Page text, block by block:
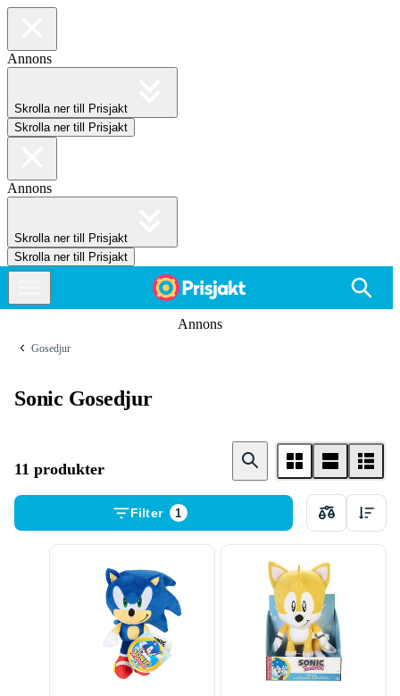
Annons
Skrolla ner till Prisjakt
Skrolla ner till Prisjakt
Annons
Skrolla ner till Prisjakt
Skrolla ner till Prisjakt
Annons
Gosedjur
Sonic Gosedjur
11 produkter
Filter 1